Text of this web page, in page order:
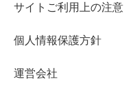
サイトご利用上の注意
個人情報保護方針
運営会社